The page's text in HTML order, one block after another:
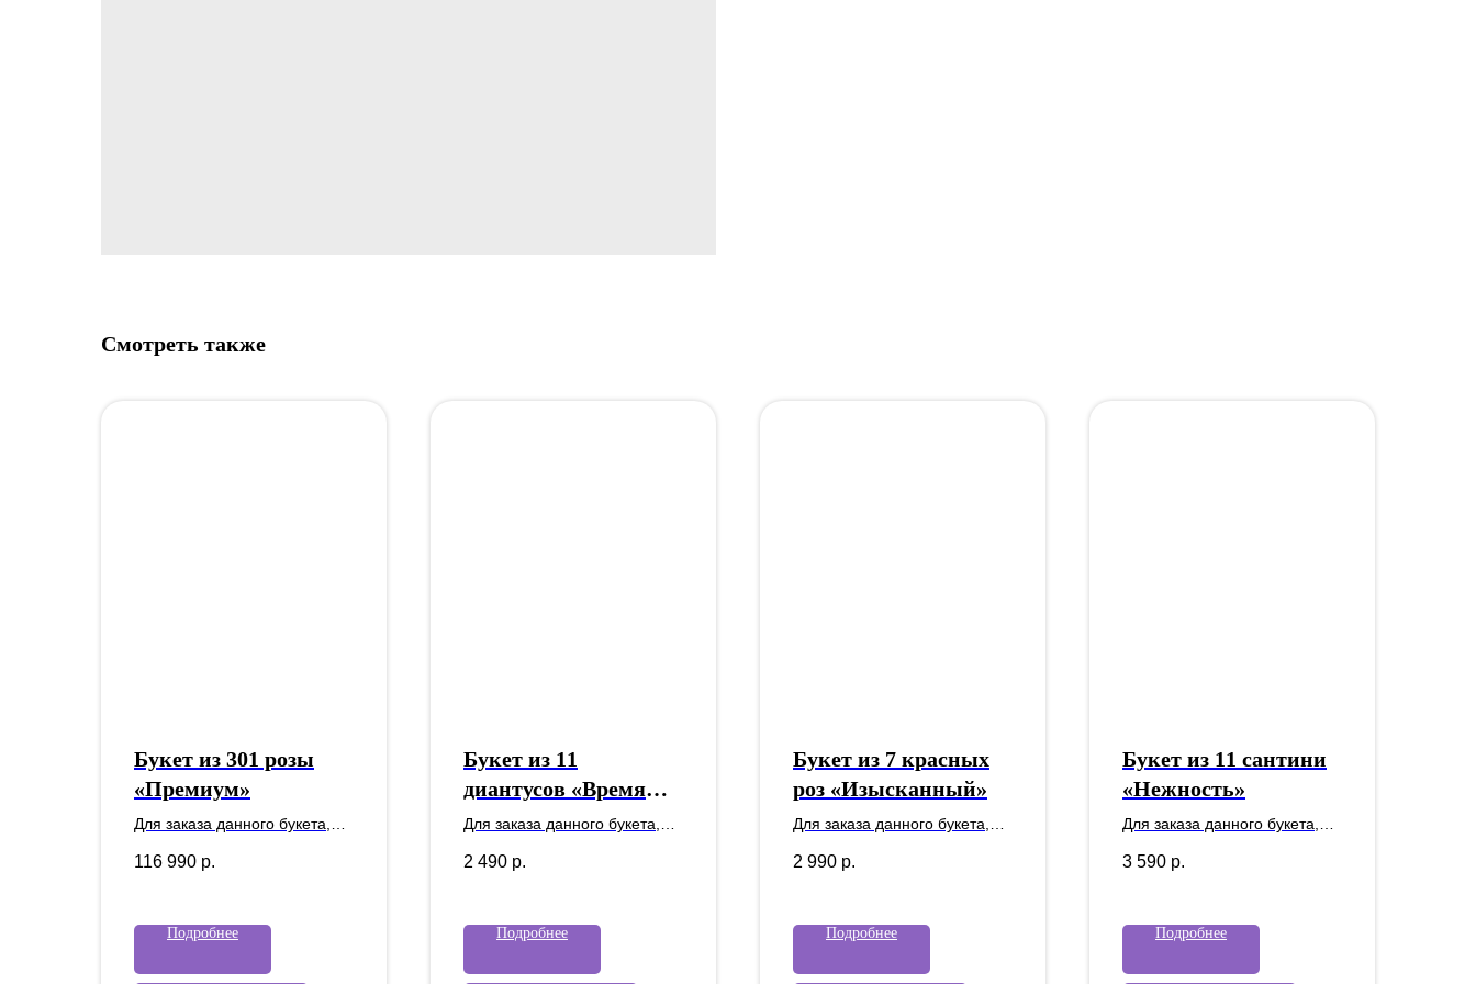
Смотреть также
Букет из 301 розы
«Премиум»
Для заказа данного букета,
у наших менеджеров.
116 990 р.
Подробнее
Букет из 11
диантусов «Время
перемен»
Для заказа данного букета,
у наших менеджеров.
2 490 р.
Подробнее
Букет из 7 красных
роз «Изысканный»
Для заказа данного букета,
у наших менеджеров.
2 990 р.
Подробнее
Букет из 11 сантини
«Нежность»
Для заказа данного букета,
у наших менеджеров.
3 590 р.
Подробнее